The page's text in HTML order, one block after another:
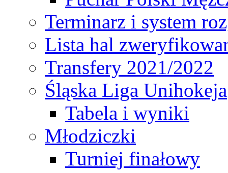
Terminarz i system
Lista hal
Transfery 2021/2022
Śląska Liga Unihokeja
Tabela i wyniki
Młodziczki
Turniej finałowy